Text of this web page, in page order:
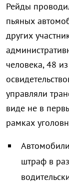
Рейды
пьяных
других
человека, 48
управляли
виде не в
рамках
штраф в